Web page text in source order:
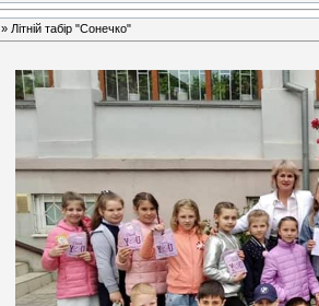
» Літній табір "Сонечко"